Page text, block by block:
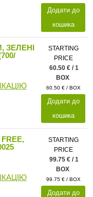
Додати до
кошика
STARTING
PRICE
60.50 € / 1
BOX
60.50 € / BOX
Додати до
кошика
STARTING
PRICE
99.75 € / 1
BOX
99.75 € / BOX
Додати до